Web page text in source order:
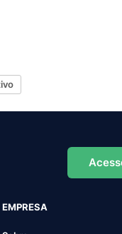
EMPRESA